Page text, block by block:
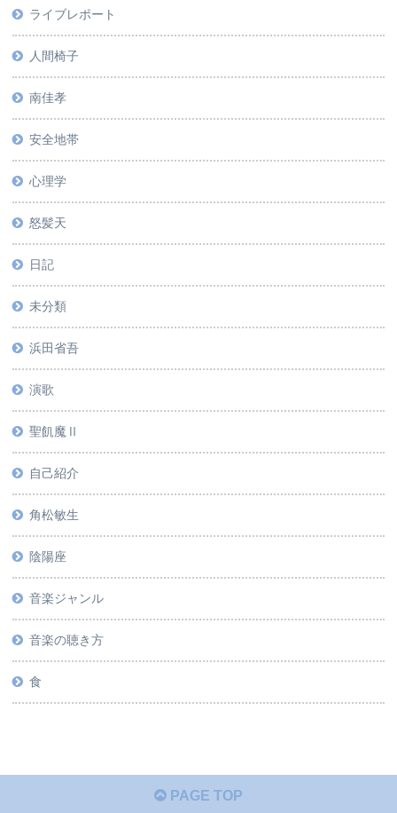
ライブレポート
人間椅子
南佳孝
安全地帯
心理学
怒髪天
日記
未分類
浜田省吾
演歌
聖飢魔Ⅱ
自己紹介
角松敏生
陰陽座
音楽ジャンル
音楽の聴き方
食
PAGE TOP